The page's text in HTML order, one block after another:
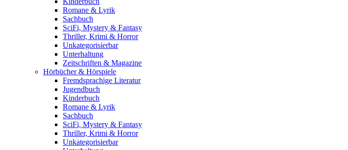
Romane & Lyrik
Sachbuch
SciFi, Mystery & Fantasy
Thriller, Krimi & Horror
Unkategorisierbar
Unterhaltung
Zeitschriften & Magazine
Hörbücher & Hörspiele
Fremdsprachige Literatur
Jugendbuch
Kinderbuch
Romane & Lyrik
Sachbuch
SciFi, Mystery & Fantasy
Thriller, Krimi & Horror
Unkategorisierbar